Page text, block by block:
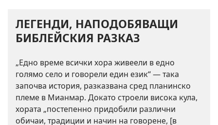
ЛЕГЕНДИ, НАПОДОБЯВАЩИ
БИБЛЕЙСКИЯ РАЗКАЗ
„Едно време всички хора живеели в едно
голямо село и говорели един език“ — така
започва история, разказвана сред планинско
племе в Мианмар. Докато строели висока кула,
хората „постепенно придобили различни
обичаи, традиции и начин на говорене, [в